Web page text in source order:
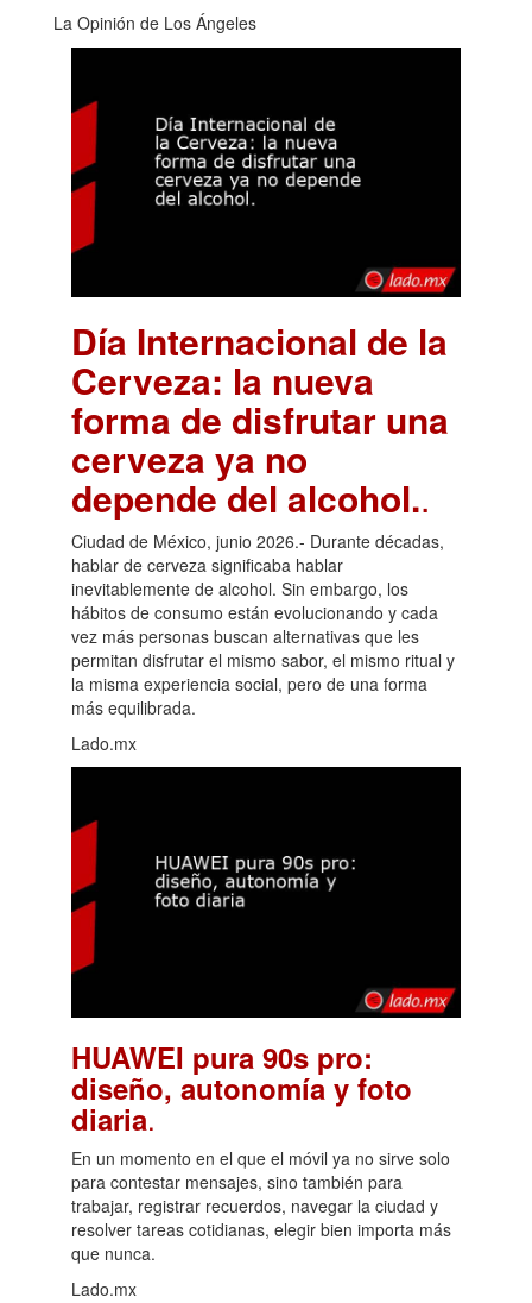
La Opinión de Los Ángeles
Día Internacional de la
Cerveza: la nueva
forma de disfrutar una
cerveza ya no
depende del alcohol..
Ciudad de México, junio 2026.- Durante décadas,
hablar de cerveza significaba hablar
inevitablemente de alcohol. Sin embargo, los
hábitos de consumo están evolucionando y cada
vez más personas buscan alternativas que les
permitan disfrutar el mismo sabor, el mismo ritual y
la misma experiencia social, pero de una forma
más equilibrada.
Lado.mx
HUAWEI pura 90s pro:
diseño, autonomía y foto
diaria.
En un momento en el que el móvil ya no sirve solo
para contestar mensajes, sino también para
trabajar, registrar recuerdos, navegar la ciudad y
resolver tareas cotidianas, elegir bien importa más
que nunca.
Lado.mx